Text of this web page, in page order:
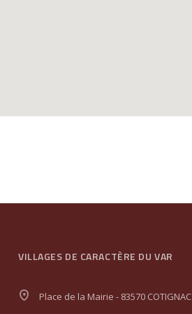
VILLAGES DE CARACTÈRE DU VAR
Place de la Mairie - 83570 COTIGNAC